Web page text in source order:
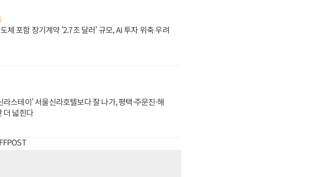
체 포함 장기계약 '2.7조 달러' 규모, AI 투자 위축 우려
스테이' 서울신라호텔보다 잘 나가, 평택·주문진·해
더 넓힌다